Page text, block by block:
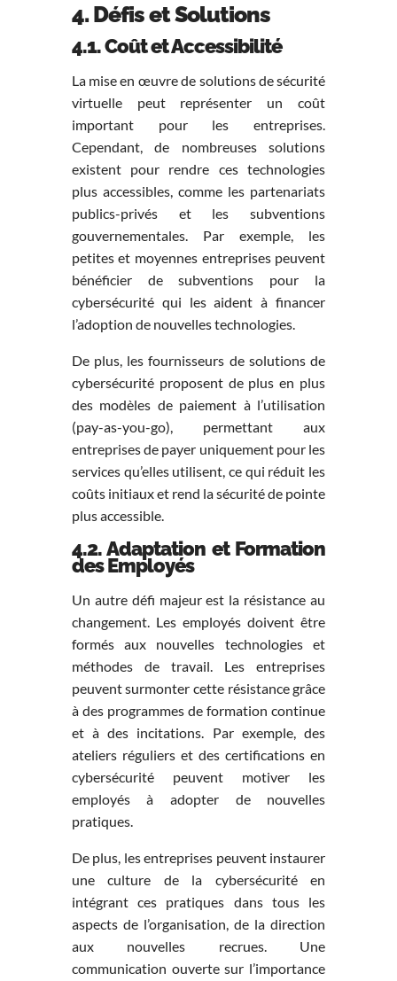
4. Défis et Solutions
4.1. Coût et Accessibilité
La mise en œuvre de solutions de sécurité
virtuelle peut représenter un coût
important pour les entreprises.
Cependant, de nombreuses solutions
existent pour rendre ces technologies
plus accessibles, comme les partenariats
publics-privés et les subventions
gouvernementales. Par exemple, les
petites et moyennes entreprises peuvent
bénéficier de subventions pour la
cybersécurité qui les aident à financer
l’adoption de nouvelles technologies.
De plus, les fournisseurs de solutions de
cybersécurité proposent de plus en plus
des modèles de paiement à l’utilisation
(pay-as-you-go), permettant aux
entreprises de payer uniquement pour les
services qu’elles utilisent, ce qui réduit les
coûts initiaux et rend la sécurité de pointe
plus accessible.
4.2. Adaptation et Formation
des Employés
Un autre défi majeur est la résistance au
changement. Les employés doivent être
formés aux nouvelles technologies et
méthodes de travail. Les entreprises
peuvent surmonter cette résistance grâce
à des programmes de formation continue
et à des incitations. Par exemple, des
ateliers réguliers et des certifications en
cybersécurité peuvent motiver les
employés à adopter de nouvelles
pratiques.
De plus, les entreprises peuvent instaurer
une culture de la cybersécurité en
intégrant ces pratiques dans tous les
aspects de l’organisation, de la direction
aux nouvelles recrues. Une
communication ouverte sur l’importance